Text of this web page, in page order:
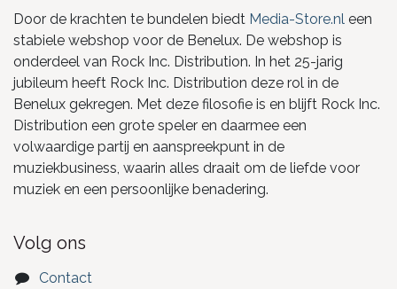
Door de krachten te bundelen biedt Media-Store.nl een
stabiele webshop voor de Benelux. De webshop is
onderdeel van Rock Inc. Distribution. In het 25-jarig
jubileum heeft Rock Inc. Distribution deze rol in de
Benelux gekregen. Met deze filosofie is en blijft Rock Inc.
Distribution een grote speler en daarmee een
volwaardige partij en aanspreekpunt in de
muziekbusiness, waarin alles draait om de liefde voor
muziek en een persoonlijke benadering.
Volg ons
Contact